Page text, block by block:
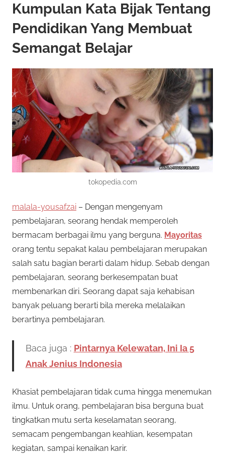
Kumpulan Kata Bijak Tentang
Pendidikan Yang Membuat
Semangat Belajar
tokopedia.com
malala-yousafzai – Dengan mengenyam
pembelajaran, seorang hendak memperoleh
bermacam berbagai ilmu yang berguna. Mayoritas
orang tentu sepakat kalau pembelajaran merupakan
salah satu bagian berarti dalam hidup. Sebab dengan
pembelajaran, seorang berkesempatan buat
membenarkan diri. Seorang dapat saja kehabisan
banyak peluang berarti bila mereka melalaikan
berartinya pembelajaran.
Baca juga : Pintarnya Kelewatan, Ini Ia 5
Anak Jenius Indonesia
Khasiat pembelajaran tidak cuma hingga menemukan
ilmu. Untuk orang, pembelajaran bisa berguna buat
tingkatkan mutu serta keselamatan seorang,
semacam pengembangan keahlian, kesempatan
kegiatan, sampai kenaikan karir.